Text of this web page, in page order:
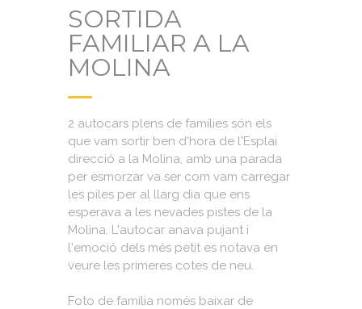
SORTIDA
FAMILIAR A LA
MOLINA
2 autocars plens de famílies són els
que vam sortir ben d'hora de l'Esplai
direcció a la Molina, amb una parada
per esmorzar va ser com vam carregar
les piles per al llarg dia que ens
esperava a les nevades pistes de la
Molina. L'autocar anava pujant i
l'emoció dels més petit es notava en
veure les primeres cotes de neu.
Foto de família només baixar de